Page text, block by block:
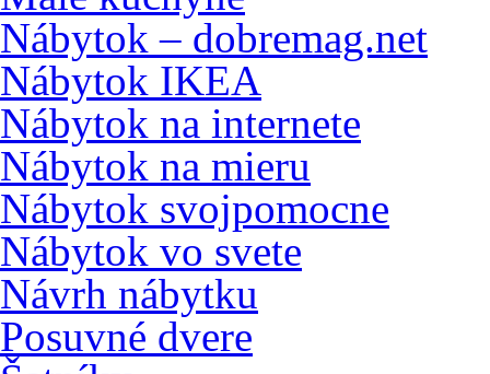
Nábytok – dobremag.net
Nábytok IKEA
Nábytok na internete
Nábytok na mieru
Nábytok svojpomocne
Nábytok vo svete
Návrh nábytku
Posuvné dvere